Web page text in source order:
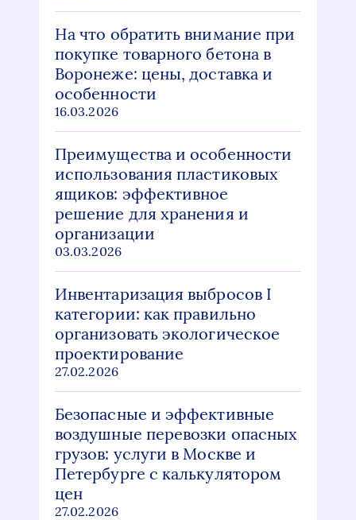
На что обратить внимание при
покупке товарного бетона в
Воронеже: цены, доставка и
особенности
16.03.2026
Преимущества и особенности
использования пластиковых
ящиков: эффективное
решение для хранения и
организации
03.03.2026
Инвентаризация выбросов I
категории: как правильно
организовать экологическое
проектирование
27.02.2026
Безопасные и эффективные
воздушные перевозки опасных
грузов: услуги в Москве и
Петербурге с калькулятором
цен
27.02.2026